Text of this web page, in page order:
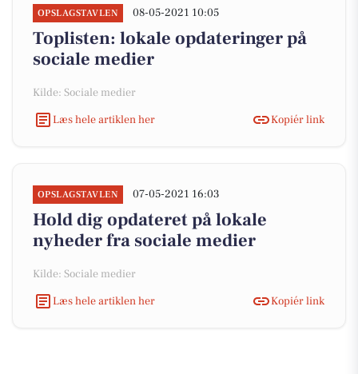
OPSLAGSTAVLEN 08-05-2021 10:05
Toplisten: lokale opdateringer på
sociale medier
Kilde: Sociale medier
Læs hele artiklen her
Kopiér link
OPSLAGSTAVLEN 07-05-2021 16:03
Hold dig opdateret på lokale
nyheder fra sociale medier
Kilde: Sociale medier
Læs hele artiklen her
Kopiér link